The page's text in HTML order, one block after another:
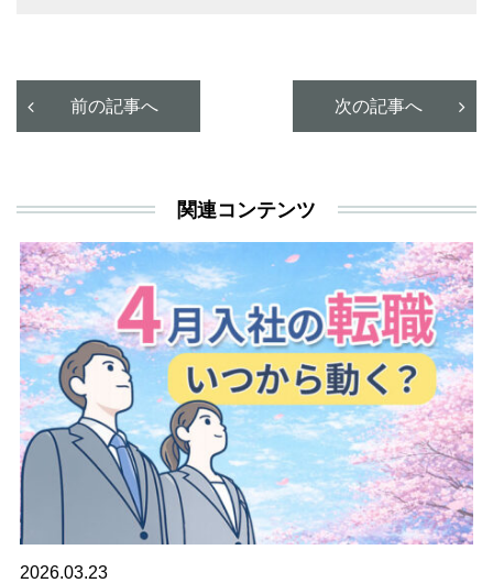
前の記事へ 次の記事へ
関連コンテンツ
2026.03.23